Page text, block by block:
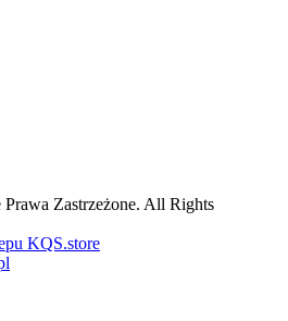
Zastrzeżone. All Rights
KQS.store